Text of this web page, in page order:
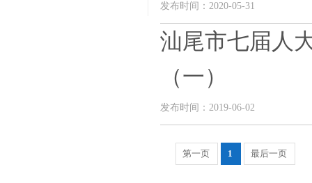
发布时间：2020-05-31
汕尾市七届人
（一）
发布时间：2019-06-02
第一页 1 最后一页